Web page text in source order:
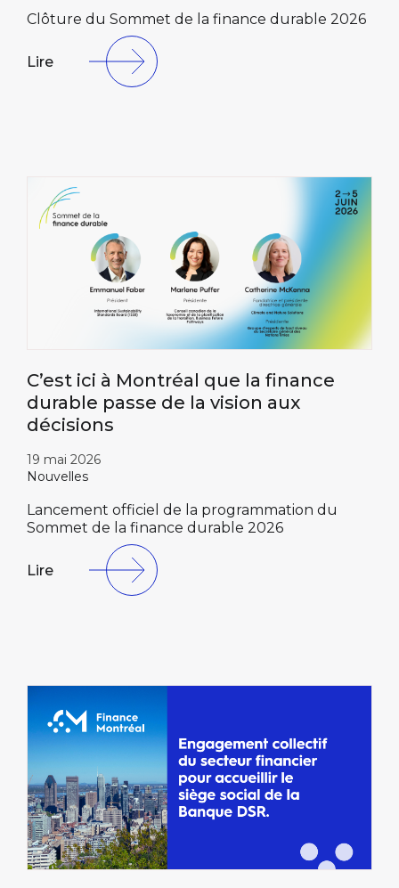
Clôture du Sommet de la finance durable 2026
Lire
C’est ici à Montréal que la finance
durable passe de la vision aux
décisions
19 mai 2026
Nouvelles
Lancement officiel de la programmation du
Sommet de la finance durable 2026
Lire